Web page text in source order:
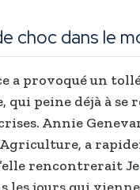
choc dans le
a provoqué un
peine déjà à se
Annie
a
rencontrerait